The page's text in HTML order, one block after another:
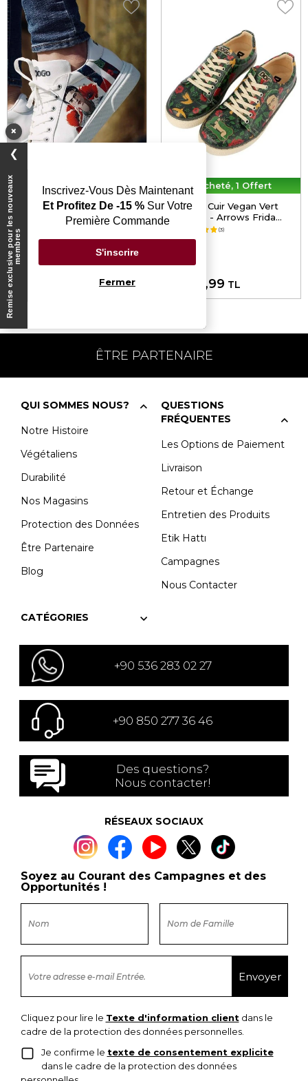
1 Acheté, 1 Offert
Femme Cuir Vegan Blanc
Baskets - Viva la Vida
Frida Kahlo Motif
1 Acheté, 1 Offert
Femme Cuir Vegan Vert
Baskets - Arrows Frida
Kahlo Motif(3)
3.499,99 TL
ÊTRE PARTENAIRE
QUI SOMMES NOUS?
Notre Histoire
Végétaliens
Durabilité
Nos Magasins
Protection des Données
Être Partenaire
Blog
QUESTIONS
FRÉQUENTES
Les Options de Paiement
Livraison
Retour et Échange
Entretien des Produits
Etik Hattı
Campagnes
Nous Contacter
CATÉGORIES
+90 536 283 02 27
+90 850 277 36 46
Des questions?
Nous contacter!
RÉSEAUX SOCIAUX
Soyez au Courant des Campagnes et des
Opportunités !
Cliquez pour lire le Texte d'information clientdans le
cadre de la protection des données personnelles.
Je confirme le texte de consentement explicite
dans le cadre de la protection des données
×
❯
R
e
m
i
s
e
e
x
c
l
u
s
i
v
e
p
o
ur
l
e
s
n
o
u
v
e
a
u
x
m
e
m
b
r
es
Inscrivez-Vous Dès Maintenant
Et Profitez De -15 %Sur Votre
Première Commande
S'inscrire
Fermer